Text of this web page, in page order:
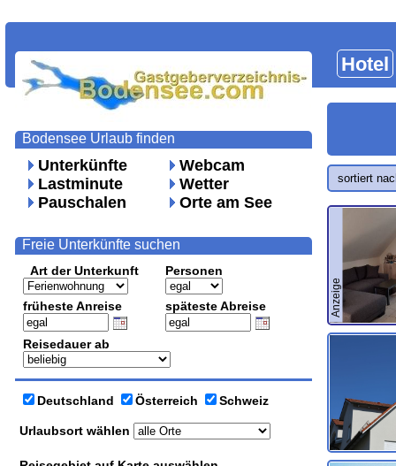
Unterkünfte
Lastminute
Pauschalen
Webcam
Wetter
Orte am See
Bodensee Urlaub finden
Art der Unterkunft Personen
früheste Anreise späteste Abreise
Reisedauer ab
Urlaubsort wählen
Deutschland Österreich Schweiz
Freie Unterkünfte suchen
Hotel
sortiert
Anzeige